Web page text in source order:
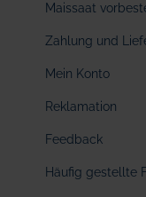
Maissaat
Zahlung und
Mein Konto
Reklamation
Feedback
Häufig gestellte